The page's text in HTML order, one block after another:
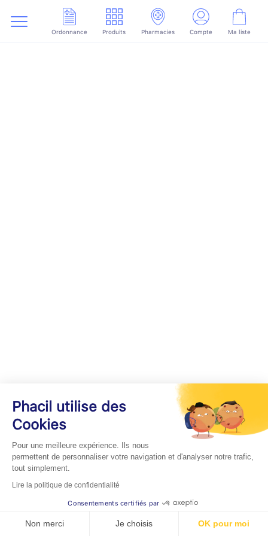
Ordonnance Produits Pharmacies Compte Ma liste
Phacil utilise des
Cookies
Pour une meilleure expérience. Ils nous
permettent de personnaliser votre navigation et d'analyser notre trafic,
tout simplement.
Lire la politique de confidentialité
Consentements certifiés par
Non merci Je choisis OK pour moi